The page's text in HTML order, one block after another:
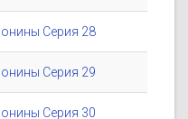
Серия 28
Серия 29
Серия 30